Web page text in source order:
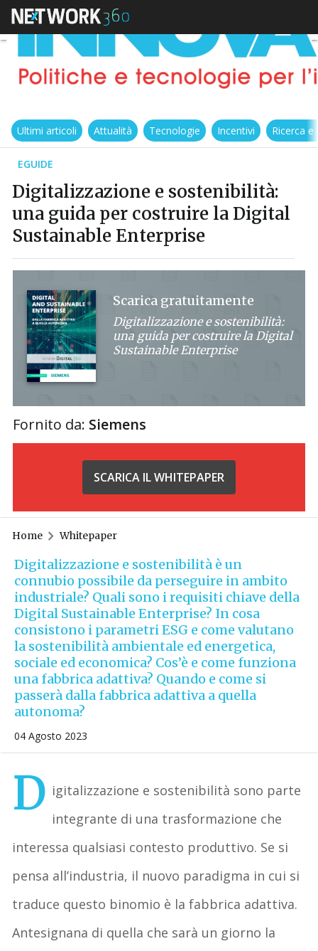
Ultimi articoli Attualità Tecnologie Incentivi Ricerca
EGUIDE
Digitalizzazione e sostenibilità:
una guida per costruire la Digital
Sustainable Enterprise
Scarica gratuitamente
Digitalizzazione e sostenibilità:
una guida per costruire la Digital
Sustainable Enterprise
Fornito da: Siemens
SCARICA IL WHITEPAPER
Home Whitepaper
Digitalizzazione e sostenibilità è un
connubio possibile da perseguire in ambito
industriale? Quali sono i requisiti chiave della
Digital Sustainable Enterprise? In cosa
consistono i parametri ESG e come valutano
la sostenibilità ambientale ed energetica,
sociale ed economica? Cos’è e come funziona
una fabbrica adattiva? Quando e come si
passerà dalla fabbrica adattiva a quella
autonoma?
04 Agosto 2023
D igitalizzazione e sostenibilità sono parte
integrante di una trasformazione che
interessa qualsiasi contesto produttivo. Se si
pensa all’industria, il nuovo paradigma in cui si
traduce questo binomio è la fabbrica adattiva.
Antesignana di quella che sarà un giorno la